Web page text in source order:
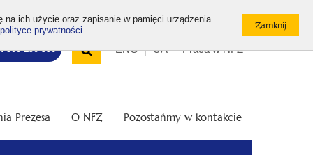
ich użycie oraz zapisanie w pamięci urządzenia.
polityce prywatności.
800 190 590 Wyszukiwarka
Otwórz
/
Top
ENG UA Praca w NFZ
Prezesa O NFZ Pozostańmy w kontakcie